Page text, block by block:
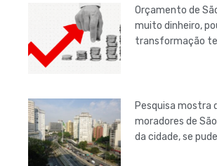
Orçamento de
muito dinheiro,
transformação
Pesquisa mostra
moradores de
da cidade, se